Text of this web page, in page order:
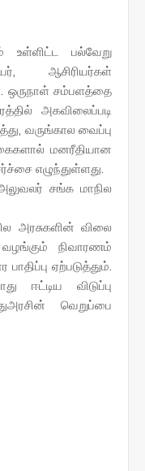
உள்ளிட்ட பல்வேறு
ஆசிரியர்கள்
ஒருநாள் சம்பளத்தை
அகவிலைப்படி
வருங்கால வைப்பு
மனரீதியான
எழுந்துள்ளது.
சங்க மாநில
அரசுகளின் விலை
வழங்கும் நிவாரணம்
ஏற்படுத்தும்.
ஈட்டிய விடுப்பு
வெறுப்பை